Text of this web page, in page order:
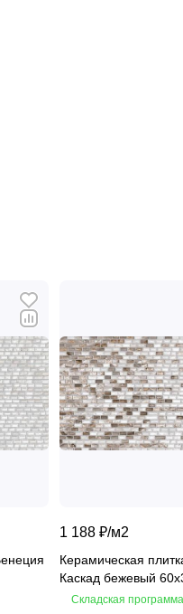
1 188 ₽/м2
Керамическая
Каскад бежевый
Складская программа